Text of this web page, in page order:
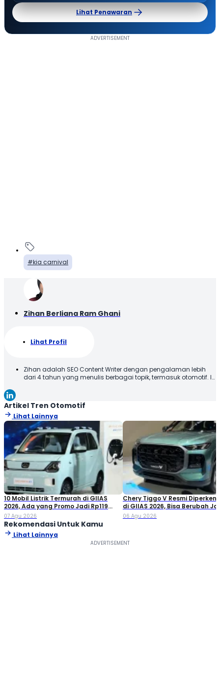
Lihat Penawaran
kia carnival
Zihan Berliana Ram Ghani
Lihat Profil
Zihan adalah SEO Content Writer dengan pengalaman lebih
dari 4 tahun yang menulis berbagai topik, termasuk otomotif. Ia
oleh pembaca. Melalui tulisannya, Zihan berupaya
memberikan informasi yang relevan dan bermanfaat. Selamat
Membaca!
Artikel Tren Otomotif
Lihat Lainnya
10 Mobil Listrik Termurah di GIIAS
2026, Ada yang Promo Jadi Rp119
Jutaan!
07 Agu 2026
Chery Tiggo V Resmi
di GIIAS 2026, Bisa Berubah
Double Cabin
06 Agu 2026
Rekomendasi Untuk Kamu
Lihat Lainnya